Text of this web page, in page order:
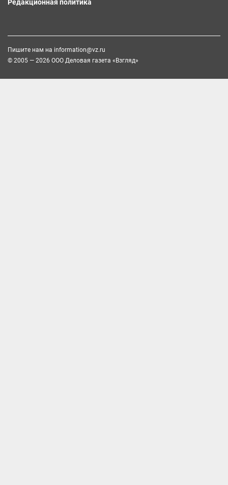
Редакционная политика
Пишите нам на information@vz.ru
© 2005 — 2026 ООО Деловая газета «Взгляд»